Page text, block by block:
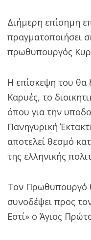
Διήμερη επίσημη
πραγματοποιήσει
πρωθυπουργός
Η επίσκεψη του θα
Καρυές, το
όπου για την
Πανηγυρική
αποτελεί θεσμό
της ελληνικής
Τον Πρωθυπουργό
συνοδέψει προς
Εστί» ο Άγιος